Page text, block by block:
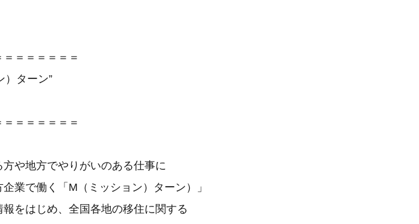
＝＝＝＝＝＝
）ターン”
＝＝＝＝＝＝
や地方でやりがいのある仕事に
業で働く「M（ミッション）ターン）」
をはじめ、全国各地の移住に関する